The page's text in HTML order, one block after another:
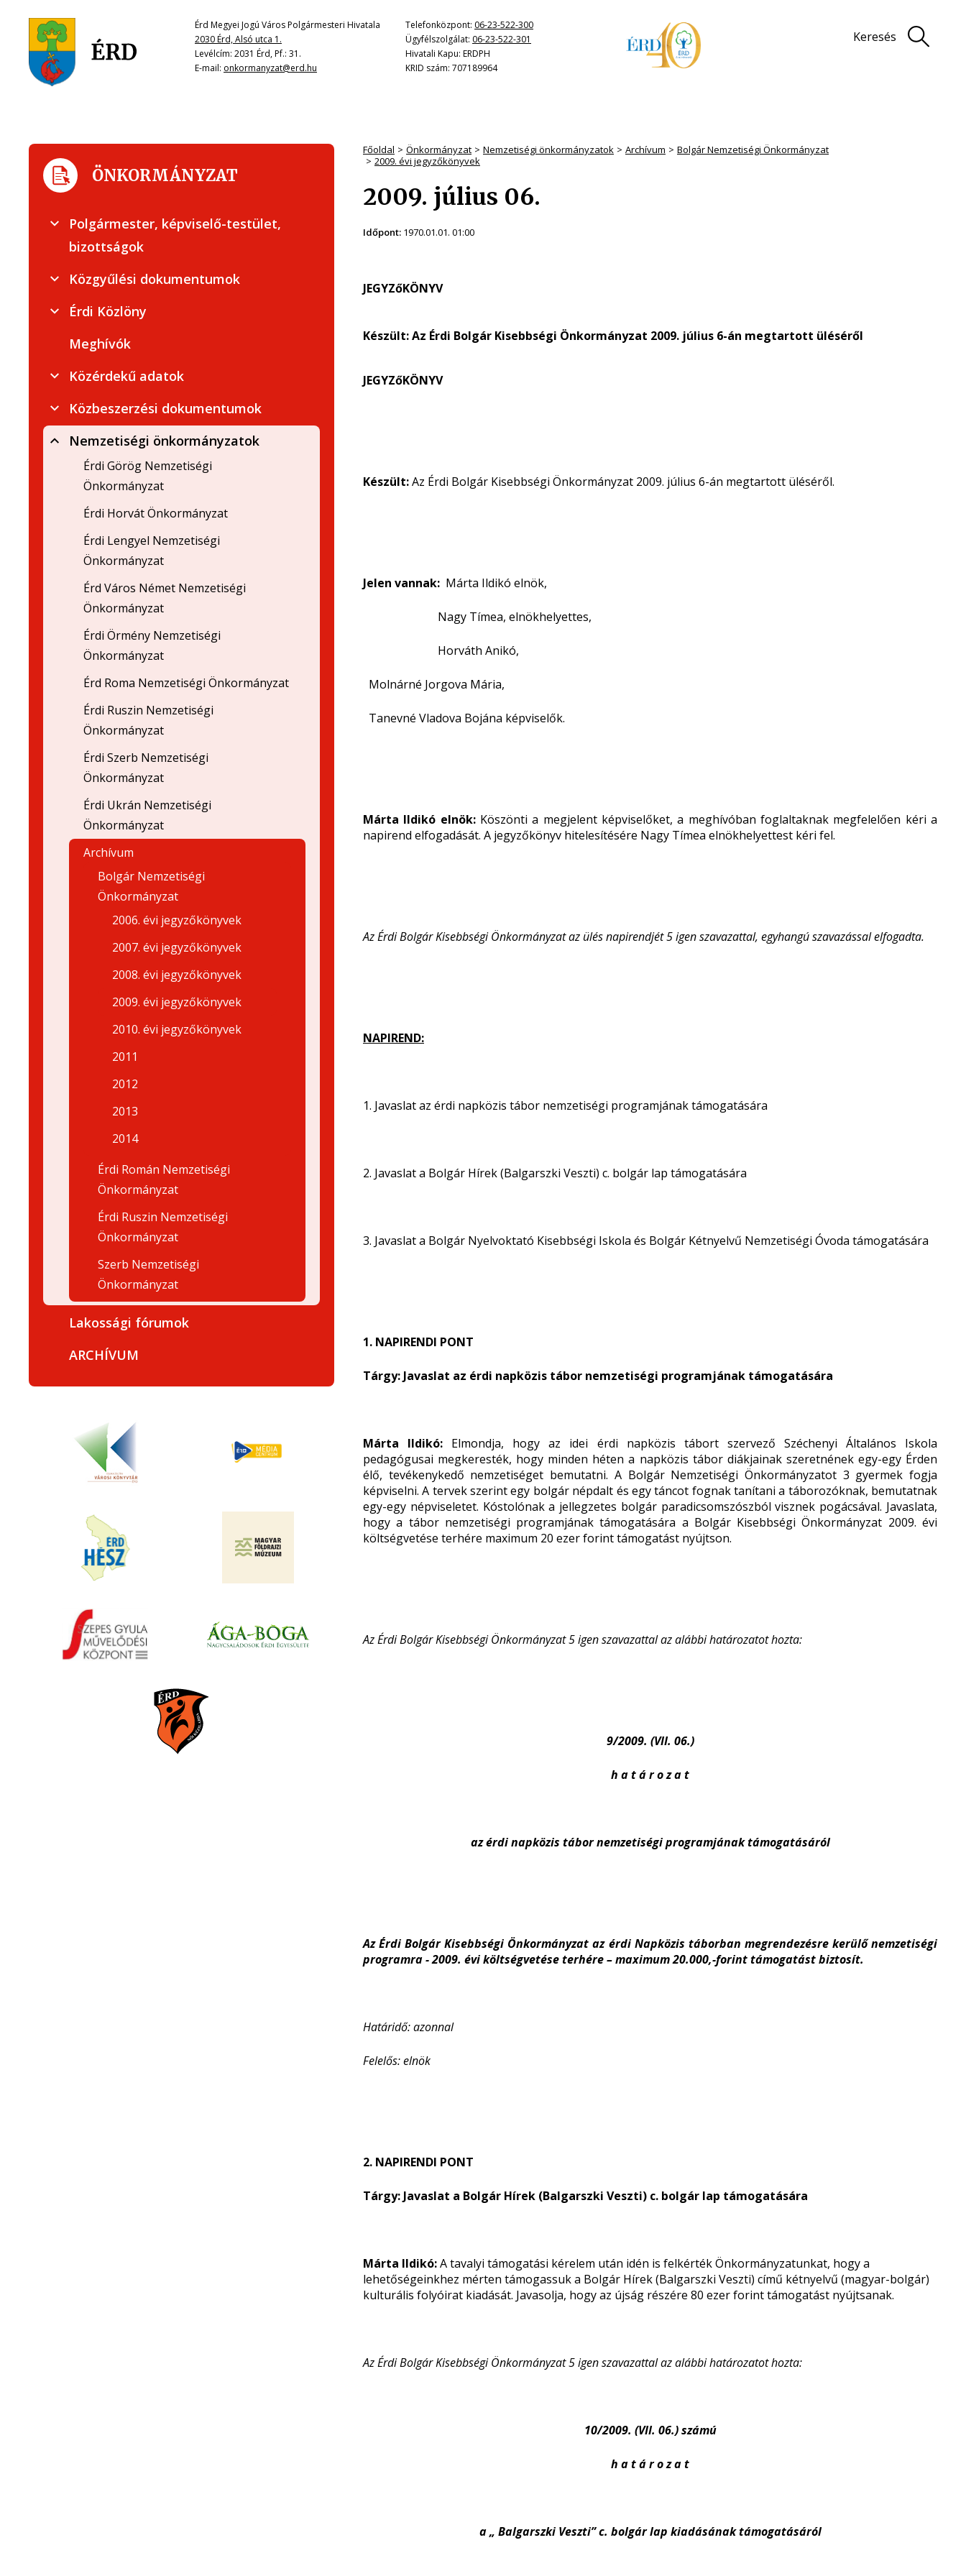
Érd Megyei Jogú Város Polgármesteri Hivatala
2030 Érd, Alsó utca 1.
Levélcím: 2031 Érd, Pf.: 31.
E-mail: onkormanyzat@erd.hu
Telefonközpont: 06-23-522-300
Ügyfélszolgálat: 06-23-522-301
Hivatali Kapu: ERDPH
KRID szám: 707189964
Keresés
Főoldal Önkormányzat Nemzetiségi önkormányzatok Archívum
Bolgár Nemzetiségi Önkormányzat
2009. évi jegyzőkönyvek
2009. július 06.
Időpont: 1970.01.01. 01:00
JEGYZőKÖNYV
Készült:Az Érdi Bolgár Kisebbségi Önkormányzat 2009. július 6-án megtartott üléséről
JEGYZőKÖNYV
Készült:Az Érdi Bolgár Kisebbségi Önkormányzat 2009. július 6-án megtartott üléséről.
Jelen vannak: Márta Ildikó elnök,
Nagy Tímea, elnökhelyettes,
Horváth Anikó,
Molnárné Jorgova Mária,
Tanevné Vladova Bojána képviselők.
Márta Ildikó elnök: Köszönti a megjelent képviselőket, a meghívóban foglaltaknak megfelelően kéri a
napirend elfogadását. A jegyzőkönyv hitelesítésére Nagy Tímea elnökhelyettest kéri fel.
Az Érdi Bolgár Kisebbségi Önkormányzat az ülés napirendjét 5 igen szavazattal, egyhangú szavazással elfogadta.
NAPIREND:
1. Javaslat az érdi napközis tábor nemzetiségi programjának támogatására
2. Javaslat a Bolgár Hírek (Balgarszki Veszti) c. bolgár lap támogatására
3. Javaslat a Bolgár Nyelvoktató Kisebbségi Iskola és Bolgár Kétnyelvű Nemzetiségi Óvoda támogatására
1. NAPIRENDI PONT
Tárgy: Javaslat az érdi napközis tábor nemzetiségi programjának támogatására
Márta Ildikó: Elmondja, hogy az idei érdi napközis tábort szervező Széchenyi Általános Iskola
pedagógusai megkeresték, hogy minden héten a napközis tábor diákjainak szeretnének egy-egy Érden
élő, tevékenykedő nemzetiséget bemutatni. A Bolgár Nemzetiségi Önkormányzatot 3 gyermek fogja
képviselni. A tervek szerint egy bolgár népdalt és egy táncot fognak tanítani a táborozóknak, bemutatnak
egy-egy népviseletet. Kóstolónak a jellegzetes bolgár paradicsomszószból visznek pogácsával. Javaslata,
hogy a tábor nemzetiségi programjának támogatására a Bolgár Kisebbségi Önkormányzat 2009. évi
költségvetése terhére maximum 20 ezer forint támogatást nyújtson.
Az Érdi Bolgár Kisebbségi Önkormányzat 5 igen szavazattal az alábbi határozatot hozta:
9/2009. (VII. 06.)
h a t á r o z a t
az érdi napközis tábor nemzetiségi programjának támogatásáról
Az Érdi Bolgár Kisebbségi Önkormányzat az érdi Napközis táborban megrendezésre kerülő nemzetiségi
programra - 2009. évi költségvetése terhére – maximum 20.000,-forint támogatást biztosít.
Határidő: azonnal
Felelős: elnök
2. NAPIRENDI PONT
Tárgy: Javaslat a Bolgár Hírek (Balgarszki Veszti) c. bolgár lap támogatására
Márta Ildikó:A tavalyi támogatási kérelem után idén is felkérték Önkormányzatunkat, hogy a
lehetőségeinkhez mérten támogassuk a Bolgár Hírek (Balgarszki Veszti) című kétnyelvű (magyar-bolgár)
kulturális folyóirat kiadását. Javasolja, hogy az újság részére 80 ezer forint támogatást nyújtsanak.
Az Érdi Bolgár Kisebbségi Önkormányzat 5 igen szavazattal az alábbi határozatot hozta:
10/2009. (VII. 06.) számú
h a t á r o z a t
a „ Balgarszki Veszti” c. bolgár lap kiadásának támogatásáról
ÖNKORMÁNYZAT
Polgármester, képviselő-testület,
bizottságok
Közgyűlési dokumentumok
Érdi Közlöny
Meghívók
Közérdekű adatok
Közbeszerzési dokumentumok
Nemzetiségi önkormányzatok
Érdi Görög Nemzetiségi
Önkormányzat
Érdi Horvát Önkormányzat
Érdi Lengyel Nemzetiségi
Önkormányzat
Érd Város Német Nemzetiségi
Önkormányzat
Érdi Örmény Nemzetiségi
Önkormányzat
Érd Roma Nemzetiségi Önkormányzat
Érdi Ruszin Nemzetiségi
Önkormányzat
Érdi Szerb Nemzetiségi
Önkormányzat
Érdi Ukrán Nemzetiségi
Önkormányzat
Archívum
Bolgár Nemzetiségi
Önkormányzat
2006. évi jegyzőkönyvek
2007. évi jegyzőkönyvek
2008. évi jegyzőkönyvek
2009. évi jegyzőkönyvek
2010. évi jegyzőkönyvek
2011
2012
2013
2014
Érdi Román Nemzetiségi
Önkormányzat
Érdi Ruszin Nemzetiségi
Önkormányzat
Szerb Nemzetiségi
Önkormányzat
Lakossági fórumok
ARCHÍVUM